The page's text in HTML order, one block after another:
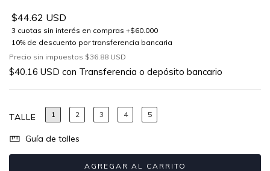
$44.62 USD
Precio sin impuestos $36.88 USD
$40.16 USD con Transferencia o depósito bancario
TALLE 1 2 3 4 5
Guía de talles